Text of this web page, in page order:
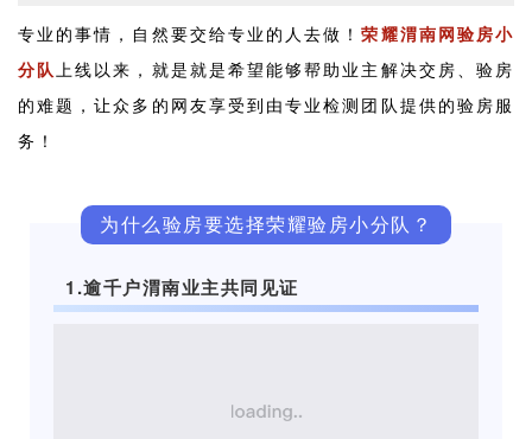
专业的事情，自然要交给专业的人去做！荣耀渭南网验房小
分队上线以来，就是就是希望能够帮助业主解决交房、验房
的难题，让众多的网友享受到由专业检测团队提供的验房服
务！
为什么验房要选择荣耀验房小分队？
1.逾千户渭南业主共同见证